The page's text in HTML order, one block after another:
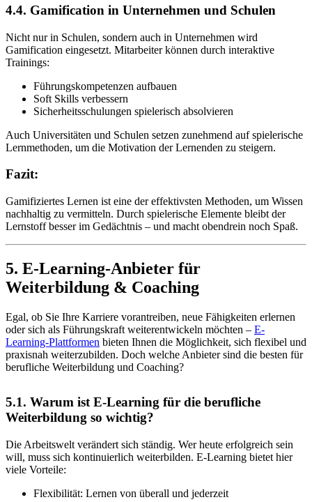
4.4. Gamification in Unternehmen und Schulen
Nicht nur in Schulen, sondern auch in Unternehmen wird
Gamification eingesetzt. Mitarbeiter können durch interaktive
Trainings:
Führungskompetenzen aufbauen
Soft Skills verbessern
Sicherheitsschulungen spielerisch absolvieren
Auch Universitäten und Schulen setzen zunehmend auf spielerische
Lernmethoden, um die Motivation der Lernenden zu steigern.
Fazit:
Gamifiziertes Lernen ist eine der effektivsten Methoden, um Wissen
nachhaltig zu vermitteln. Durch spielerische Elemente bleibt der
Lernstoff besser im Gedächtnis – und macht obendrein noch Spaß.
5. E-Learning-Anbieter für
Weiterbildung & Coaching
Egal, ob Sie Ihre Karriere vorantreiben, neue Fähigkeiten erlernen
oder sich als Führungskraft weiterentwickeln möchten – E-
Learning-Plattformen bieten Ihnen die Möglichkeit, sich flexibel und
praxisnah weiterzubilden. Doch welche Anbieter sind die besten für
berufliche Weiterbildung und Coaching?
5.1. Warum ist E-Learning für die berufliche
Weiterbildung so wichtig?
Die Arbeitswelt verändert sich ständig. Wer heute erfolgreich sein
will, muss sich kontinuierlich weiterbilden. E-Learning bietet hier
viele Vorteile:
Flexibilität: Lernen von überall und jederzeit